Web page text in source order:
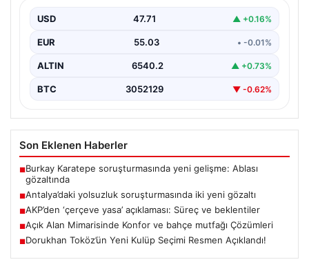
USD 47.71 ▲ +0.16%
EUR 55.03 • -0.01%
ALTIN 6540.2 ▲ +0.73%
BTC 3052129 ▼ -0.62%
Son Eklenen Haberler
■Burkay Karatepe soruşturmasında yeni gelişme: Ablası
gözaltında
■Antalya’daki yolsuzluk soruşturmasında iki yeni gözaltı
■AKP’den ‘çerçeve yasa’ açıklaması: Süreç ve beklentiler
■Açık Alan Mimarisinde Konfor ve bahçe mutfağı Çözümleri
■Dorukhan Toköz’ün Yeni Kulüp Seçimi Resmen Açıklandı!